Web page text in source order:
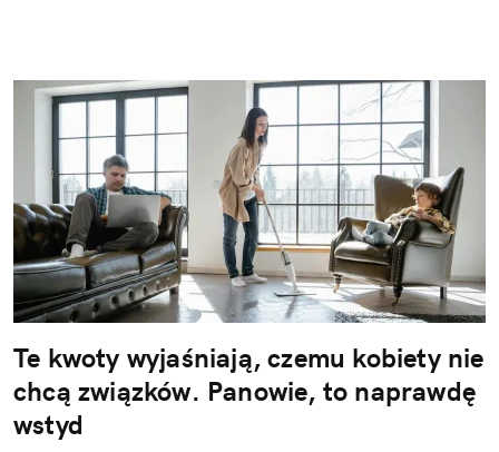
Te kwoty wyjaśniają, czemu kobiety nie
chcą związków. Panowie, to naprawdę
wstyd